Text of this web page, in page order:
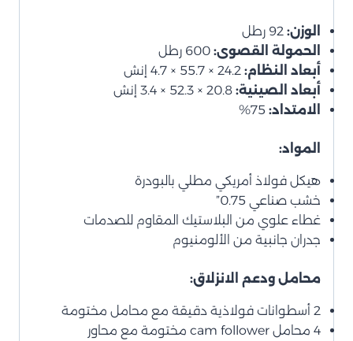
الوزن:
الحمولة القصوى:
أبعاد النظام:
أبعاد الصينية:
الامتداد:
المواد:
هيكل فولاذ أمريكي مطلي بالبودرة
خشب صناعي 0.75”
غطاء علوي من البلاستيك المقاوم للصدمات
جدران جانبية من الألومنيوم
محامل ودعم الانزلاق:
2 أسطوانات فولاذية دقيقة مع محامل مختومة
4 محامل cam follower مختومة مع محاور